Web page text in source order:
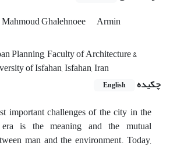
Mahmoud Ghalehnoee
Armin
Planning, Faculty of Architecture &
of Isfahan, Isfahan, Iran
چکیده
English
important challenges of the city in the
era is the meaning and the mutual
man and the environment. Today,